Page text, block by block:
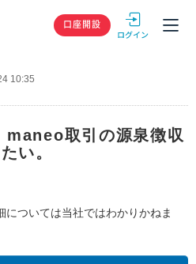
GMOクリック
口座開設
10:35
maneo取引の源泉徴収
い。
ついては当社ではわかりかねま